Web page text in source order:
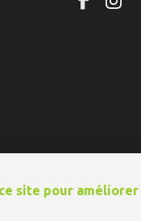
Plan du site
site pour